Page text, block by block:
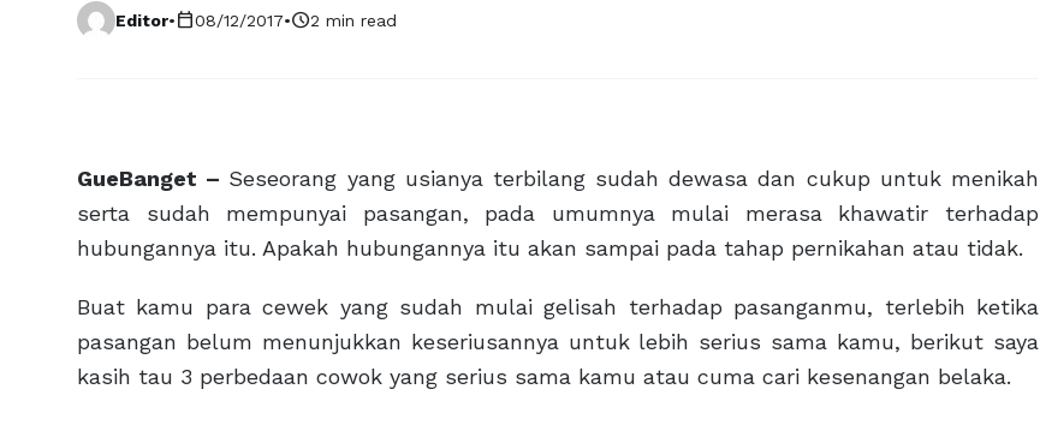
Editor•calendar_today08/12/2017•schedule2 min read
GueBanget – Seseorang yang usianya terbilang sudah dewasa dan cukup untuk menikah
serta sudah mempunyai pasangan, pada umumnya mulai merasa khawatir terhadap
hubungannya itu. Apakah hubungannya itu akan sampai pada tahap pernikahan atau tidak.
Buat kamu para cewek yang sudah mulai gelisah terhadap pasanganmu, terlebih ketika
pasangan belum menunjukkan keseriusannya untuk lebih serius sama kamu, berikut saya
kasih tau 3 perbedaan cowok yang serius sama kamu atau cuma cari kesenangan belaka.